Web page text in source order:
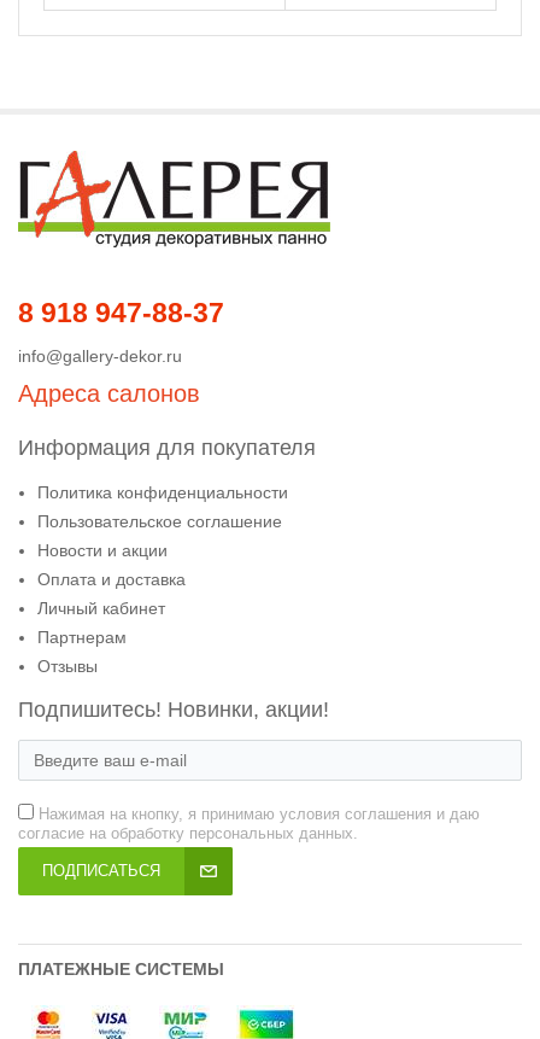
8 918 947-88-37
info@gallery-dekor.ru
Адреса салонов
Информация для покупателя
Политика конфиденциальности
Пользовательское соглашение
Новости и акции
Оплата и доставка
Личный кабинет
Партнерам
Отзывы
Подпишитесь! Новинки, акции!
Нажимая на кнопку, я принимаю условия соглашения и даю
согласие на обработку персональных данных.
ПОДПИСАТЬСЯ
ПЛАТЕЖНЫЕ СИСТЕМЫ